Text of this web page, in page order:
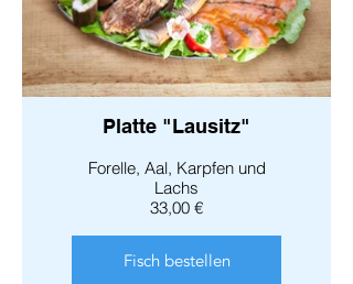
Platte "Lausitz"
Forelle, Aal, Karpfen und
Lachs
33,00 €
Fisch bestellen